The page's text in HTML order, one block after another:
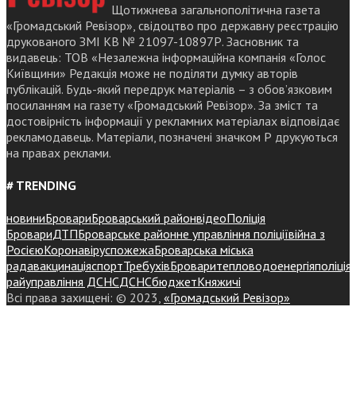
Щотижнева загальнополітична газета
«Громадський Ревізор», свідоцтво про державну реєстрацію
друкованого ЗМІ КВ № 21097-10897Р. Засновник та
видавець: ТОВ «Незалежна інформаційна компанія «Голос
Київщини» Редакція може не поділяти думку авторів
публікацій. Будь-який передрук матеріалів – з обов’язковим
посиланням на газету «Громадський Ревізор». За зміст та
достовірність інформації у рекламних матеріалах відповідає
рекламодавець. Матеріали, позначені значком Р друкуються
на правах реклами.
# TRENDING
новиниБровариБроварський районвідеоПоліція
БровариДТПБроварське районне управління поліціївійна з
РосієюКоронавіруспожежаБроварська міська
радавакцинаціяспортТребухівБроваритепловодоенергіяполіція
райуправління ДСНСДСНСбюджетКняжичі
Всі права захищені: © 2023, «Громадський Ревізор»